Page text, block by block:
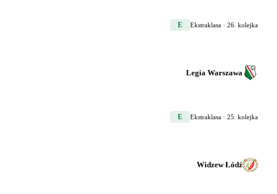
E Ekstraklasa · 26. kolejka
Legia Warszawa
E Ekstraklasa · 25. kolejka
Widzew Łódź